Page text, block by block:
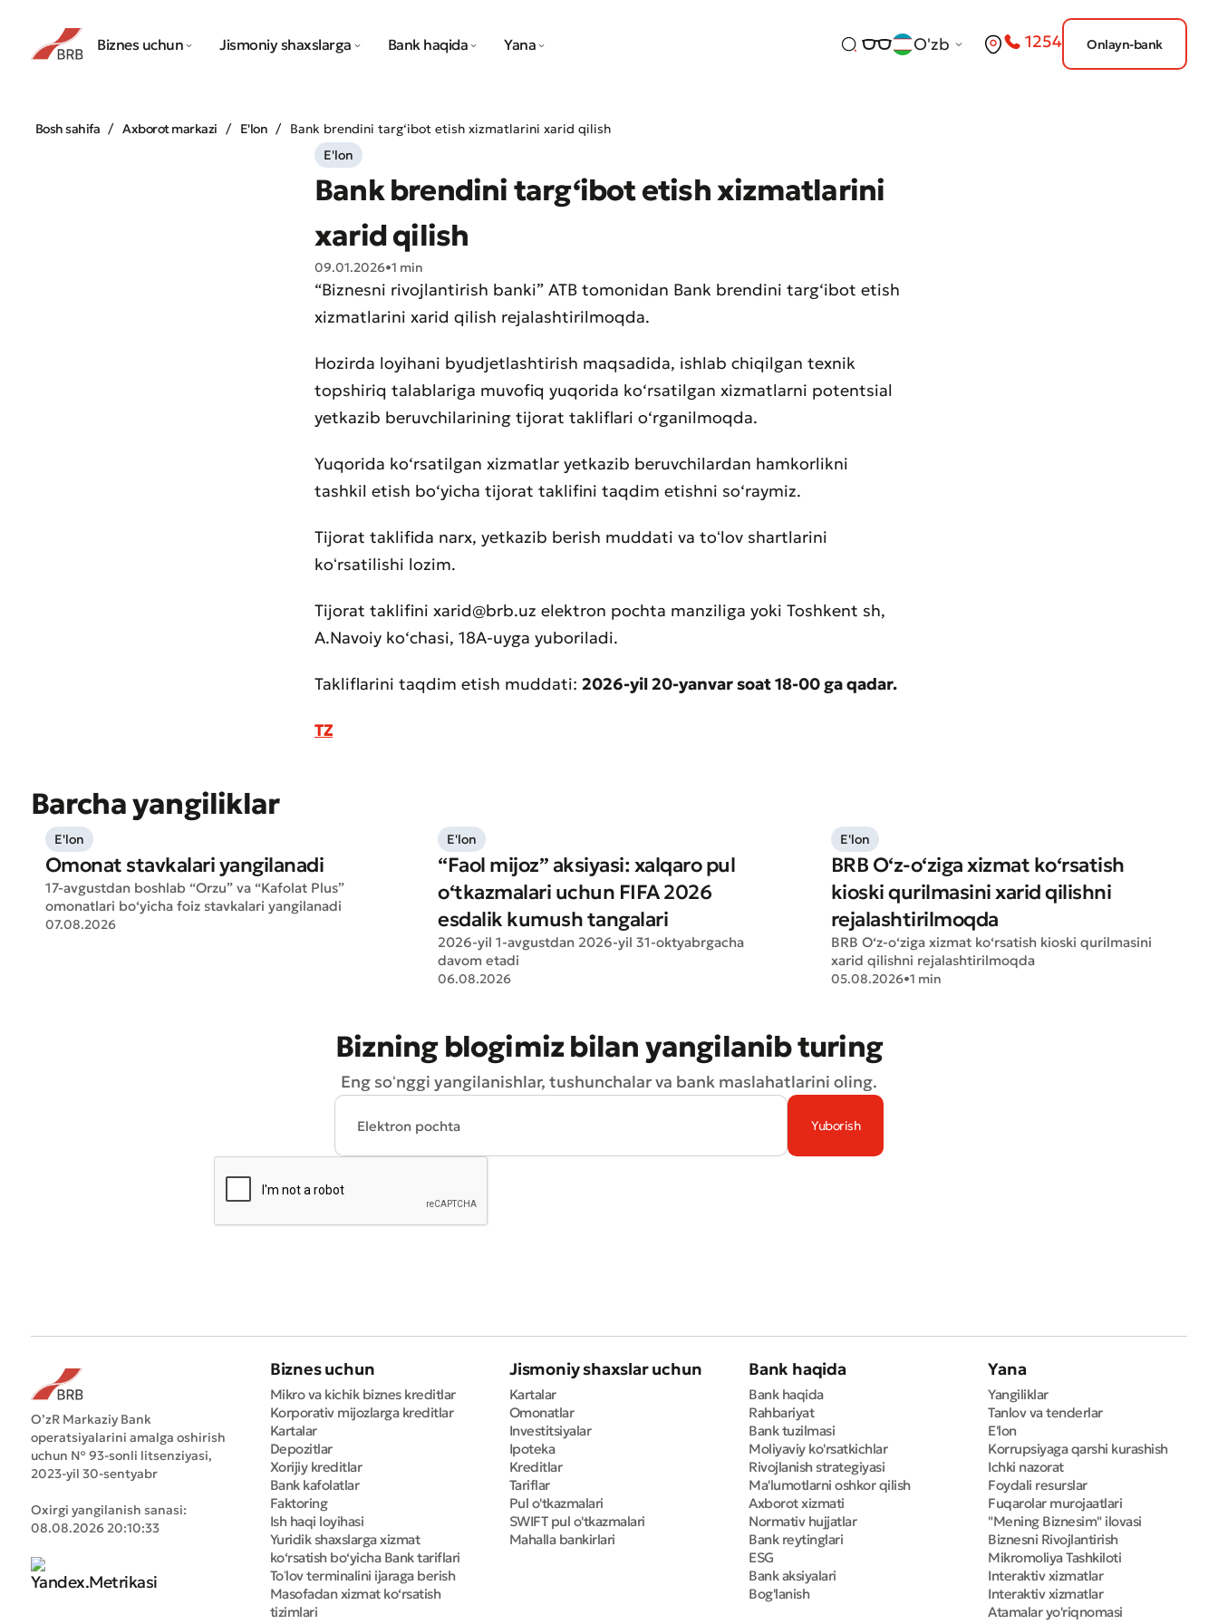
Biznes uchun Jismoniy shaxslarga Bank haqida Yana O'zb 1254 Onlayn-bank
Bosh sahifa Axborot markazi E'lon
Bank brendini targ‘ibot etish xizmatlarini xarid qilish
E'lon
Bank brendini targ‘ibot etish xizmatlarini
xarid qilish
09.01.2026•1 min
“Biznesni rivojlantirish banki” ATB tomonidan Bank brendini targ‘ibot etish
xizmatlarini xarid qilish rejalashtirilmoqda.
Hozirda loyihani byudjetlashtirish maqsadida, ishlab chiqilgan texnik
topshiriq talablariga muvofiq yuqorida ko‘rsatilgan xizmatlarni potentsial
yetkazib beruvchilarining tijorat takliflari o‘rganilmoqda.
Yuqorida ko‘rsatilgan xizmatlar yetkazib beruvchilardan hamkorlikni
tashkil etish bo‘yicha tijorat taklifini taqdim etishni so‘raymiz.
Tijorat taklifida narx, yetkazib berish muddati va toʻlov shartlarini
koʻrsatilishi lozim.
Tijorat taklifini xarid@brb.uz elektron pochta manziliga yoki Toshkent sh,
A.Navoiy ko‘chasi, 18A-uyga yuboriladi.
Takliflarini taqdim etish muddati: 2026-yil 20-yanvar soat 18-00 ga qadar.
TZ
Barcha yangiliklar
E'lon
Omonat stavkalari yangilanadi
17-avgustdan boshlab “Orzu” va “Kafolat Plus”
omonatlari bo‘yicha foiz stavkalari yangilanadi
07.08.2026
E'lon
“Faol mijoz” aksiyasi: xalqaro pul
o‘tkazmalari uchun FIFA 2026
esdalik kumush tangalari
2026-yil 1-avgustdan 2026-yil 31-oktyabrgacha
davom etadi
06.08.2026
E'lon
BRB O‘z-o‘ziga xizmat ko‘rsatish
kioski qurilmasini xarid qilishni
rejalashtirilmoqda
BRB O‘z-o‘ziga xizmat ko‘rsatish kioski qurilmasini
xarid qilishni rejalashtirilmoqda
05.08.2026•1 min
Bizning blogimiz bilan yangilanib turing
Eng soʻnggi yangilanishlar, tushunchalar va bank maslahatlarini oling.
O’zR Markaziy Bank
operatsiyalarini amalga oshirish
uchun № 93-sonli litsenziyasi,
2023-yil 30-sentyabr
Oxirgi yangilanish sanasi:
08.08.2026 20:10:33
Biznes uchun
Mikro va kichik biznes kreditlar
Korporativ mijozlarga kreditlar
Kartalar
Depozitlar
Xorijiy kreditlar
Bank kafolatlar
Faktoring
Ish haqi loyihasi
Yuridik shaxslarga xizmat
ko‘rsatish bo‘yicha Bank tariflari
Toʻlov terminalini ijaraga berish
Masofadan xizmat ko‘rsatish
tizimlari
Jismoniy shaxslar uchun
Kartalar
Omonatlar
Investitsiyalar
Ipoteka
Kreditlar
Tariflar
Pul o'tkazmalari
SWIFT pul o'tkazmalari
Mahalla bankirlari
Bank haqida
Bank haqida
Rahbariyat
Bank tuzilmasi
Moliyaviy ko'rsatkichlar
Rivojlanish strategiyasi
Ma'lumotlarni oshkor qilish
Axborot xizmati
Normativ hujjatlar
Bank reytinglari
ESG
Bank aksiyalari
Bog'lanish
Yana
Yangiliklar
Tanlov va tenderlar
E'lon
Korrupsiyaga qarshi kurashish
Ichki nazorat
Foydali resurslar
Fuqarolar murojaatlari
"Mening Biznesim" ilovasi
Biznesni Rivojlantirish
Mikromoliya Tashkiloti
Interaktiv xizmatlar
Interaktiv xizmatlar
Atamalar yo'riqnomasi